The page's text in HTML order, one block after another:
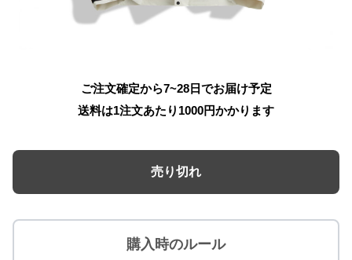
ご注文確定から7~28日でお届け予定
送料は1注文あたり 1000円かかります
売り切れ
購入時のルール